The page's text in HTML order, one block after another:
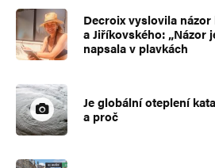
Decroix vyslovila názor
a Jiříkovského: „Názor
napsala v plavkách
Je globální oteplení
a proč